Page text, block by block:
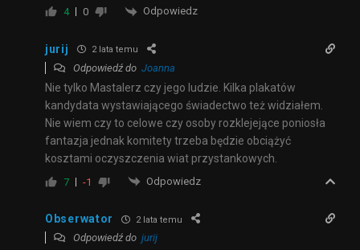
4 0 Odpowiedz
jurij 2 lata temu
Odpowiedź do Joanna
Nie tylko Mastalerz czy jego ludzie. Kilka plakatów
kandydata wystawiającego świadectwo też widziałem.
Nie wiem czy to celowe czy osoby rozklejejące poniosła
fantazja jednak komitety trzeba będzie obciążyć
kosztami oczyszczenia wiat przystankowych.
7 -1 Odpowiedz
Obserwator 2 lata temu
Odpowiedź do jurij